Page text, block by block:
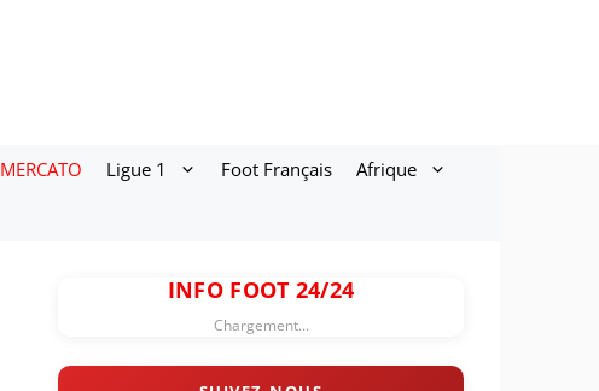
MERCATO Ligue 1 Foot Français Afrique
INFO FOOT 24/24
Chargement...